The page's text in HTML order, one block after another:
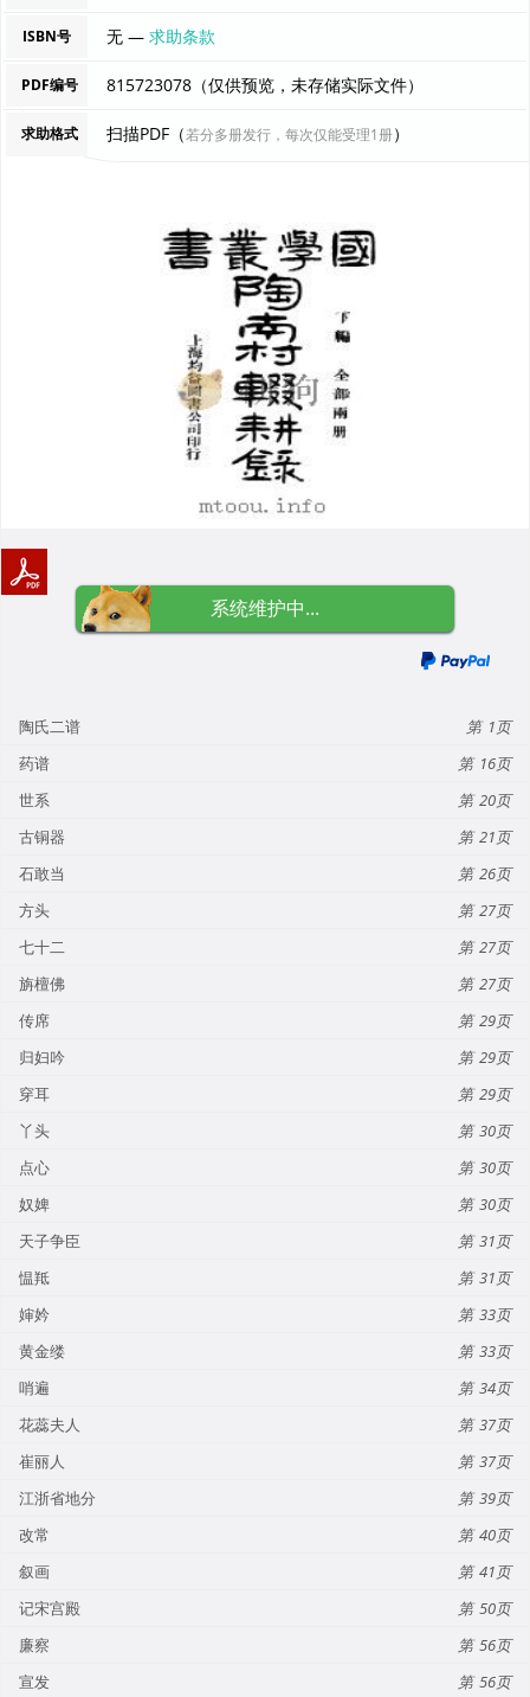
ISBN号 无 —求助条款
PDF编号 815723078（仅供预览，未存储实际文件）
求助格式 扫描PDF（若分多册发行，每次仅能受理1册）
系统维护中...
陶氏二谱
1
药谱
16
世系
20
古铜器
21
石敢当
26
方头
27
七十二
27
旃檀佛
27
传席
29
归妇吟
29
穿耳
29
丫头
30
点心
30
奴婢
30
天子争臣
31
愠羝
31
婶妗
33
黄金缕
33
哨遍
34
花蕊夫人
37
崔丽人
37
江浙省地分
39
改常
40
叙画
41
记宋宫殿
50
廉察
56
宣发
56